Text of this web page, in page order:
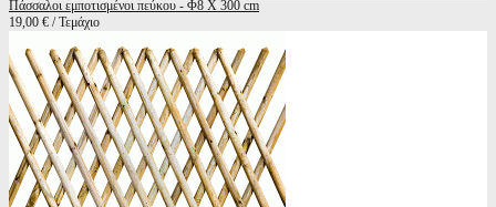
Πάσσαλοι εμποτισμένοι πεύκου - Φ8 X 300 cm
19,00 € / Τεμάχιο